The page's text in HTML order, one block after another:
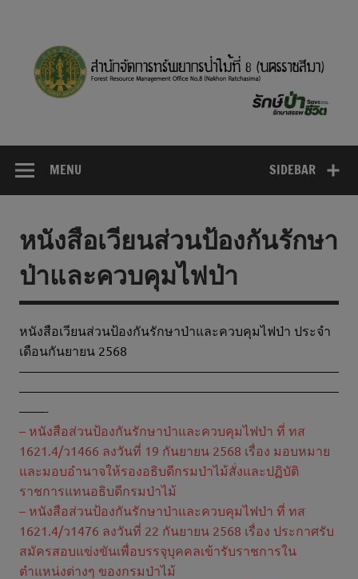
SIDEBAR
MENU
หนังสือเวียนส่วนป้องกันรักษา
ป่าและควบคุมไฟป่า
หนังสือเวียนส่วนป้องกันรักษาป่าและควบคุมไฟป่า ประจำ
เดือนกันยายน 2568
—————————————————————————
—————————————————————————
——-
– หนังสือส่วนป้องกันรักษาป่าและควบคุมไฟป่า ที่ ทส
1621.4/ว1466 ลงวันที่ 19 กันยายน 2568 เรื่อง มอบหมาย
และมอบอำนาจให้รองอธิบดีกรมป่าไม้สั่งและปฏิบัติ
ราชการแทนอธิบดีกรมป่าไม้
– หนังสือส่วนป้องกันรักษาป่าและควบคุมไฟป่า ที่ ทส
1621.4/ว1476 ลงวันที่ 22 กันยายน 2568 เรื่อง ประกาศรับ
สมัครสอบแข่งขันเพื่อบรรจุบุคคลเข้ารับราชการใน
ตำแหน่งต่างๆ ของกรมป่าไม้